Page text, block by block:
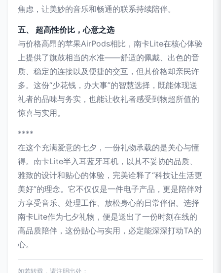
焦虑，让美妙的音乐和畅通的联系持续陪伴。
五、 超高性价比，心意之选
与价格高昂的苹果AirPods相比，南卡Lite在核心体验
上提供了旗鼓相当的水准——舒适的佩戴、出色的音
质、稳定的连接以及便捷的交互，但其价格却亲民许
多。这份“少花钱，办大事”的智慧选择，既能体现送
礼者的品味与务实，也能让收礼者感受到物超所值的
惊喜与实用。
****
在这个充满爱意的七夕，一份礼物承载的是关心与懂
得。南卡Lite半入耳蓝牙耳机，以其不妥协的品质、
雅致的设计和贴心的体验，完美诠释了“科技让生活更
美好”的理念。它不仅仅是一件电子产品，更是陪伴对
方享受音乐、处理工作、放松身心的日常伴侣。选择
南卡Lite作为七夕礼物，便是送出了一份时刻在线的
高品质陪伴，这份贴心与实用，必定能深深打动TA的
心。
如若转载，请注明出处：